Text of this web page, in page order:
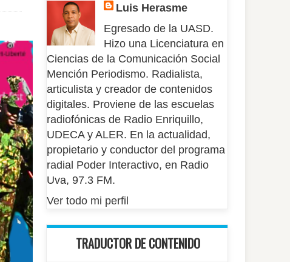
Luis Herasme
Egresado de la UASD.
Hizo una Licenciatura en
Ciencias de la Comunicación Social
Mención Periodismo. Radialista,
articulista y creador de contenidos
digitales. Proviene de las escuelas
radiofónicas de Radio Enriquillo,
UDECA y ALER. En la actualidad,
propietario y conductor del programa
radial Poder Interactivo, en Radio
Uva, 97.3 FM.
Ver todo mi perfil
TRADUCTOR DE CONTENIDO